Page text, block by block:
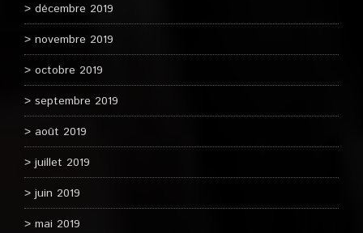
décembre 2019
novembre 2019
octobre 2019
septembre 2019
août 2019
juillet 2019
juin 2019
mai 2019